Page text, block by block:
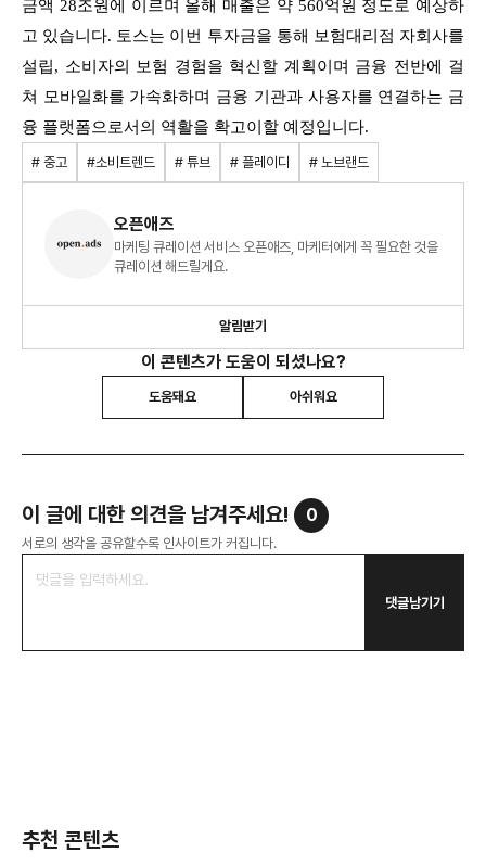
금액 28조원에 이르며 올해 매출은 약 560억원 정도로 예상하
고 있습니다. 토스는 이번 투자금을 통해 보험대리점 자회사를
설립, 소비자의 보험 경험을 혁신할 계획이며 금융 전반에 걸
쳐
모바일화를 가속화하며 금융 기관과 사용자를 연결하는 금
융 플랫폼으로서의 역활을 확고이할 예정입니다.
# 중고 #소비트렌드 # 튜브 # 플레이디 # 노브랜드
오픈애즈
마케팅 큐레이션 서비스 오픈애즈, 마케터에게 꼭 필요한 것을
큐레이션 해드릴게요.
알림받기
이 콘텐츠가 도움이 되셨나요?
도움돼요 아쉬워요
이 글에 대한 의견을 남겨주세요! 0
서로의 생각을 공유할수록 인사이트가 커집니다.
댓글남기기
추천 콘텐츠